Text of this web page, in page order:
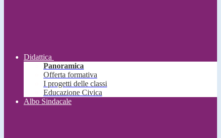
Didattica
Panoramica
Offerta formativa
I progetti delle classi
Educazione Civica
Albo Sindacale